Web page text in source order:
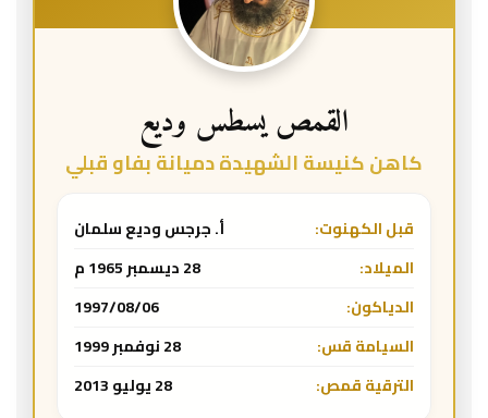
القمص يسطس وديع
كاهن كنيسة الشهيدة دميانة بفاو قبلي
قبل الكهنوت:
أ. جرجس وديع سلمان
الميلاد:
28 ديسمبر 1965 م
الدياكون:
1997/08/06
السيامة قس:
28 نوفمبر 1999
الترقية قمص:
28 يوليو 2013